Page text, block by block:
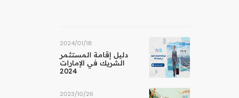
18‏/01‏/2024
دليل إقامة المستثمر
الشريك في الإمارات
2024
26‏/10‏/2023